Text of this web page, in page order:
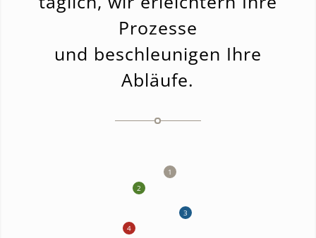
Prozesse
und beschleunigen Ihre
Abläufe.
1
2
3
4